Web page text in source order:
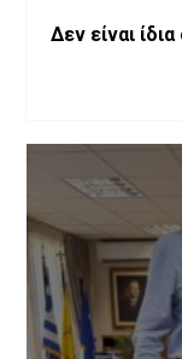
Δεν είναι